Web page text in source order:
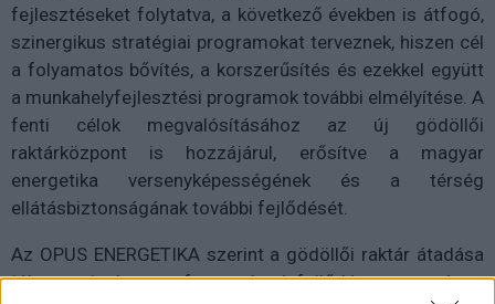
fejlesztéseket folytatva, a következő években is átfogó,
szinergikus stratégiai programokat terveznek, hiszen cél
a folyamatos bővítés, a korszerűsítés és ezekkel együtt
a munkahelyfejlesztési programok további elmélyítése. A
fenti célok megvalósításához az új gödöllői
raktárközpont is hozzájárul, erősítve a magyar
energetika versenyképességének és a térség
ellátásbiztonságának további fejlődését.
Az OPUS ENERGETIKA szerint a gödöllői raktár átadása
jól mutatja, hogy a fenntartható fejlődés, az országos